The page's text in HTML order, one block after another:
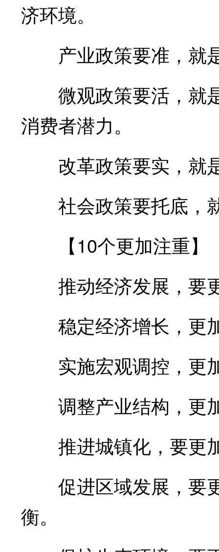
济环境。
产业政策要准，就
微观政策要活，就
消费者潜力。
改革政策要实，就
社会政策要托底，
【10个更加注重】
推动经济发展，要
稳定经济增长，更
实施宏观调控，更
调整产业结构，更
推进城镇化，要更
促进区域发展，要
衡。